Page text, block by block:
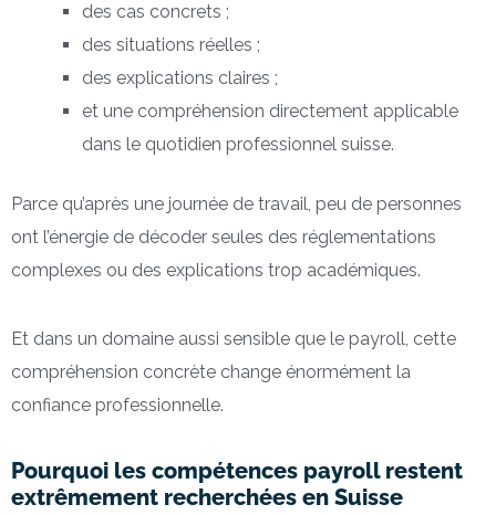
des cas concrets ;
des situations réelles ;
des explications claires ;
et une compréhension directement applicable
dans le quotidien professionnel suisse.
Parce qu’après une journée de travail, peu de personnes
ont l’énergie de décoder seules des réglementations
complexes ou des explications trop académiques.
Et dans un domaine aussi sensible que le payroll, cette
compréhension concrète change énormément la
confiance professionnelle.
Pourquoi les compétences payroll restent
extrêmement recherchées en Suisse